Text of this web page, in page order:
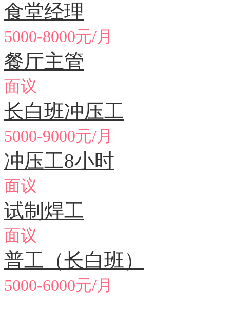
食堂经理
5000-8000元/月
餐厅主管
面议
长白班冲压工
5000-9000元/月
冲压工8小时
面议
试制焊工
面议
普工（长白班）
5000-6000元/月